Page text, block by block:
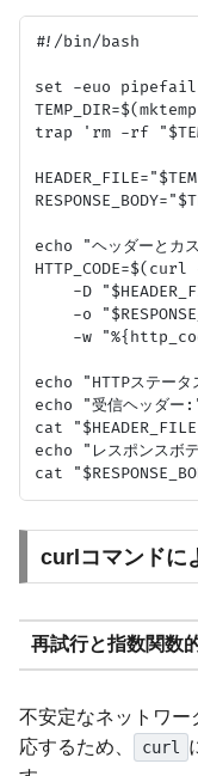
#!/bin/bash
set -euo pipefail
trap 'rm -rf
echo "ヘッダーとカ
-D
-o
-w
echo "HTTPステータ
echo "受信ヘッダー
cat
echo "レスポンスボ
curlコマンドに
再試行と指数関数
不安定なネットワ
応するため、
curl